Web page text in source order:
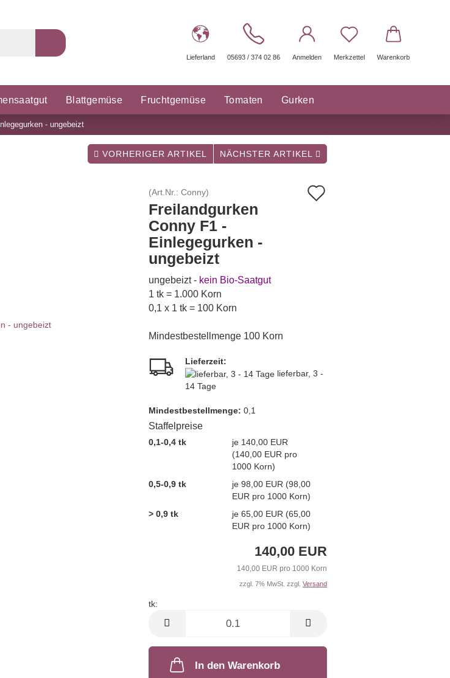
Lieferland 05693 / 374 02 86 Anmelden Merkzettel Warenkorb
Blattgemüse Fruchtgemüse Tomaten Gurken
Porree & Zwiebeln
- ungebeizt
VORHERIGER ARTIKEL NÄCHSTER ARTIKEL
(Art.Nr.: Conny)
Freilandgurken
Conny F1 -
Einlegegurken -
ungebeizt
ungebeizt - kein Bio-Saatgut
1 tk = 1.000 Korn
0,1 x 1 tk = 100 Korn
Mindestbestellmenge 100 Korn
Lieferzeit:
lieferbar, 3 -
14 Tage
Mindest­bestellmenge: 0,1
Staffelpreise
0,1-0,4 tk
je 140,00 EUR
(140,00 EUR pro
1000 Korn)
0,5-0,9 tk
je 98,00 EUR (98,00
EUR pro 1000 Korn)
> 0,9 tk
je 65,00 EUR (65,00
EUR pro 1000 Korn)
140,00 EUR
140,00 EUR pro 1000 Korn
zzgl. 7% MwSt. zzgl. Versand
tk:
In den Warenkorb